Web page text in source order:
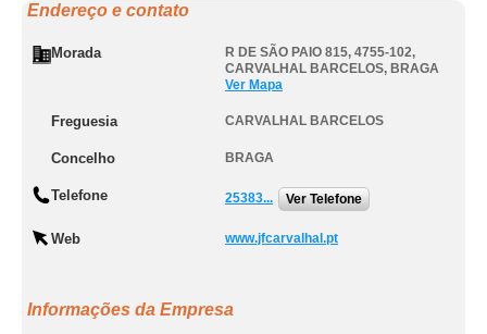
Endereço e contato
Morada R DE SÃO PAIO 815, 4755-102,
CARVALHAL BARCELOS, BRAGA
Ver Mapa
Freguesia CARVALHAL BARCELOS
Concelho BRAGA
Telefone 25383... Ver Telefone
Web www.jfcarvalhal.pt
Informações da Empresa